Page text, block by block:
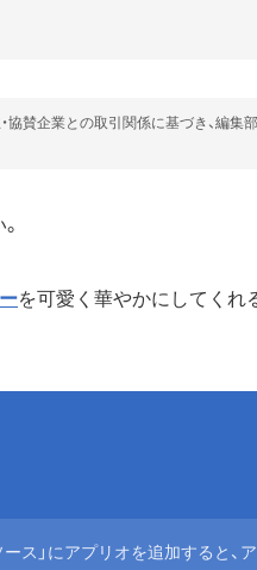
賛企業との取引関係に基づき、編集
を可愛く華やかにしてくれ
ス」にアプリオを追加すると、